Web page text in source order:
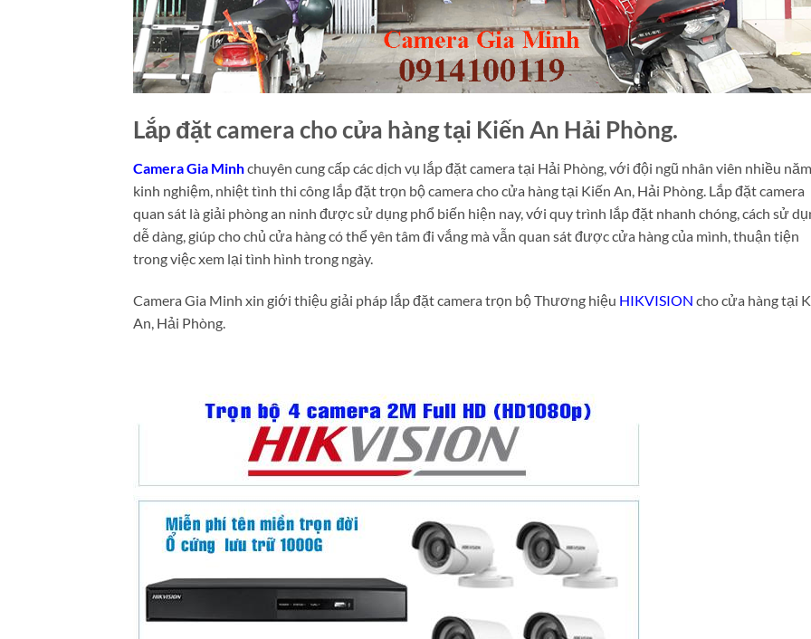
Lắp đặt camera cho cửa hàng tại Kiến An Hải Phòng.
Camera Gia Minhchuyên cung cấp các dịch vụ lắp đặt camera tại Hải Phòng, với đội ngũ nhân viên nhiều năm
kinh nghiệm, nhiệt tình thi công lắp đặt trọn bộ camera cho cửa hàng tại Kiến An, Hải Phòng. Lắp đặt camera
quan sát là giải phòng an ninh được sử dụng phổ biến hiện nay, với quy trình lắp đặt nhanh chóng, cách sử
dễ dàng, giúp cho chủ cửa hàng có thể yên tâm đi vắng mà vẫn quan sát được cửa hàng của mình, thuận tiện
trong việc xem lại tình hình trong ngày.
Camera Gia Minh xin giới thiệu giải pháp lắp đặt camera trọn bộ Thương hiệu HIKVISION cho cửa hàng tại
An, Hải Phòng.